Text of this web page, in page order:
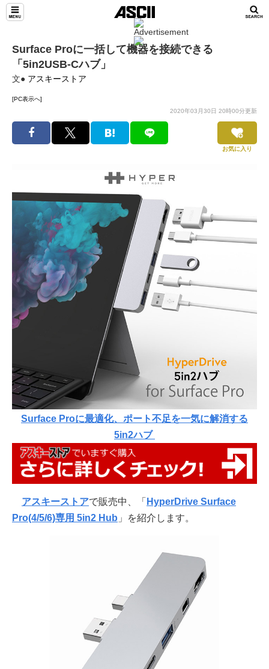
Surface Proに一括して機器を接続できる
「5in2USB-Cハブ」
文● アスキーストア
[PC表示へ]
2020年03月30日 20時00分更新
お気に入り
Surface Proに最適化、ポート不足を一気に解消する
5in2ハブ
アスキーストアで販売中、「 HyperDrive Surface
Pro(4/5/6)専用 5in2 Hub 」を紹介します。